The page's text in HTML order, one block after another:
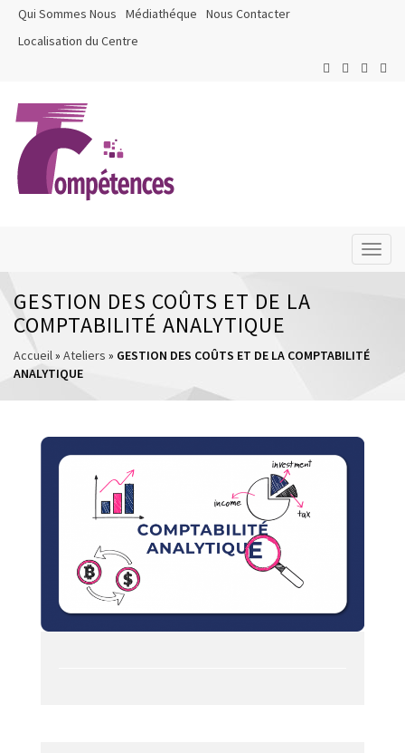
Qui Sommes Nous Médiathéque
Nous Contacter
Localisation du Centre
GESTION DES COÛTS ET DE LA
COMPTABILITÉ ANALYTIQUE
Accueil» Ateliers » GESTION DES COÛTS ET DE LA COMPTABILITÉ
ANALYTIQUE